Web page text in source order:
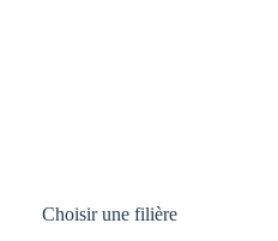
Choisir une filière